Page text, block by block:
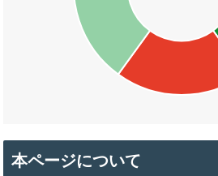
本ページについて